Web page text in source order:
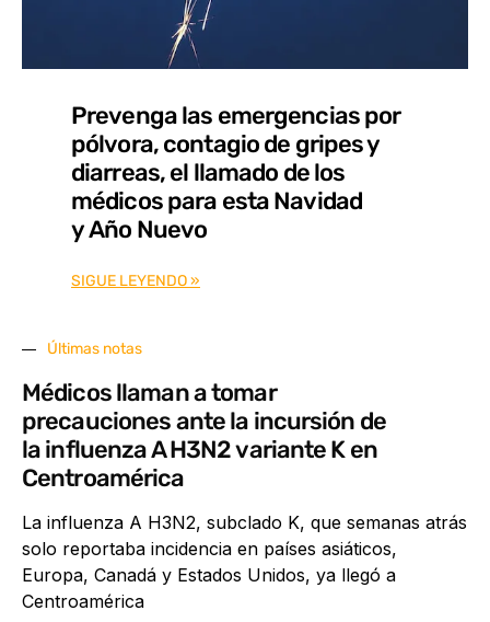
Prevenga las emergencias por
pólvora, contagio de gripes y
diarreas, el llamado de los
médicos para esta Navidad
y Año Nuevo
SIGUE LEYENDO »
Últimas notas
Médicos llaman a tomar
precauciones ante la incursión de
la influenza A H3N2 variante K en
Centroamérica
La influenza A H3N2, subclado K, que semanas atrás
solo reportaba incidencia en países asiáticos,
Europa, Canadá y Estados Unidos, ya llegó a
Centroamérica